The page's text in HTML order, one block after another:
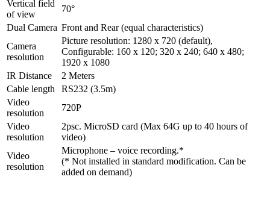
Vertical field
of view
70°
Dual Camera Front and Rear (equal characteristics)
Camera
resolution
Picture resolution: 1280 x 720 (default),
Configurable: 160 x 120; 320 x 240; 640 x 480;
1920 x 1080
IR Distance
2 Meters
Cable length
RS232 (3.5m)
Video
resolution
720P
Video
resolution
2psc. MicroSD card (Max 64G up to 40 hours of
video)
Video
resolution
Microphone – voice recording.*
(* Not installed in standard modification. Can be
added on demand)